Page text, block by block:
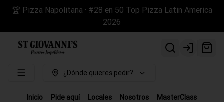
🏆 Pizza Napolitana · #28 en 50 Top Pizza Latin America
2026
Login
¿Dónde quieres pedir?
Inicio Pide aquí Locales Nosotros
MasterClass